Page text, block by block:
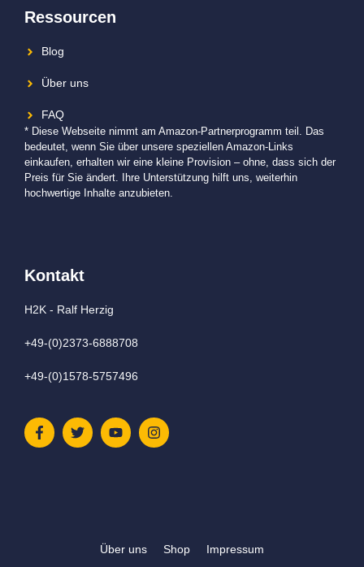
Ressourcen
Blog
Über uns
FAQ
* Diese Webseite nimmt am Amazon-Partnerprogramm teil. Das
bedeutet, wenn Sie über unsere speziellen Amazon-Links
einkaufen, erhalten wir eine kleine Provision – ohne, dass sich der
Preis für Sie ändert. Ihre Unterstützung hilft uns, weiterhin
hochwertige Inhalte anzubieten.
Kontakt
H2K - Ralf Herzig
+49-(0)2373-6888708
+49-(0)1578-5757496
Über uns Shop Impressum